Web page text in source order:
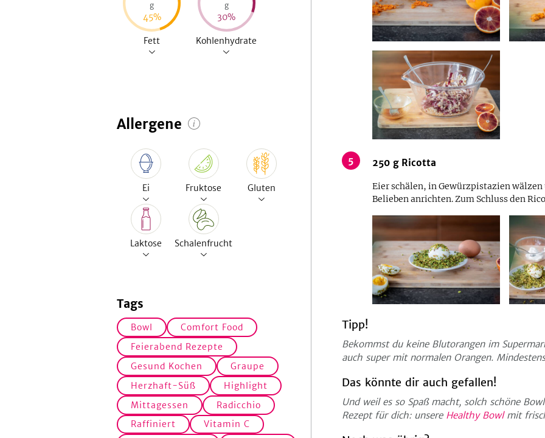
g
45%
Fett
g
30%
Kohlenhydrate
Allergene
Ei Fruktose Gluten
Laktose Schalenfrucht
Tags
Bowl
Comfort Food
Feierabend Rezepte
Gesund Kochen
Graupe
Herzhaft-Süß
Highlight
Mittagessen
Radicchio
Raffiniert
Vitamin C
5 250 g Ricotta
Eier schälen, in Gewürzpistazien
Belieben anrichten. Zum Schluss den
Tipp!
Bekommst du keine Blutorangen im
auch super mit normalen Orangen.
Das könnte dir auch gefallen!
Und weil es so Spaß macht, solch schöne
Rezept für dich: unsere Healthy Bowlmit